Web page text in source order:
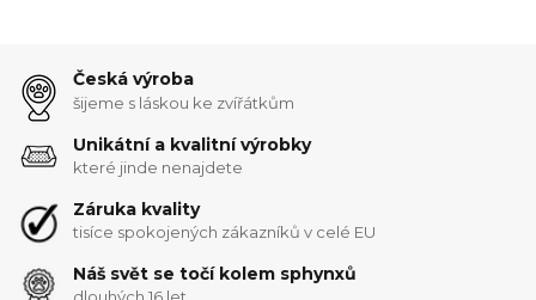
Česká výroba
šijeme s láskou ke zvířátkům
Unikátní a kvalitní výrobky
které jinde nenajdete
Záruka kvality
tisíce spokojených zákazníků v celé EU
Náš svět se točí kolem sphynxů